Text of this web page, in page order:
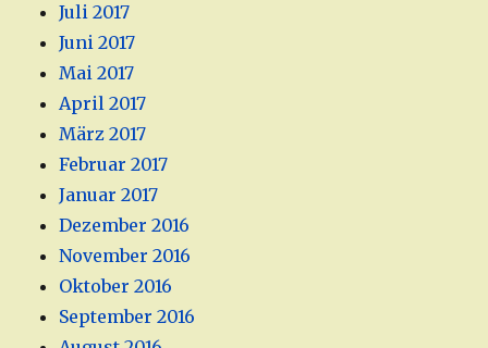
Juli 2017
Juni 2017
Mai 2017
April 2017
März 2017
Februar 2017
Januar 2017
Dezember 2016
November 2016
Oktober 2016
September 2016